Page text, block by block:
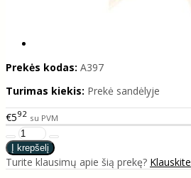
Prekės kodas: A397
Turimas kiekis: Prekė sandėlyje
€592 su PVM
Turite klausimų apie šią prekę? Klauskite